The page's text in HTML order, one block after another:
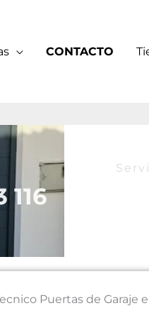
CONTACTO
116
Puertas de Garaje